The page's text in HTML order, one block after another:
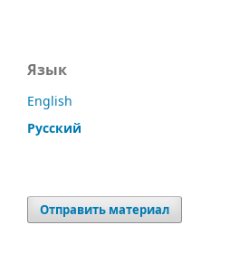
Язык
English
Русский
Отправить материал